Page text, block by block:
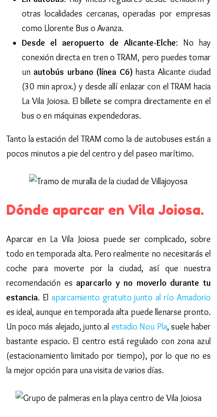
otras localidades cercanas, operadas por empresas
como Llorente Bus o Avanza.
Desde el aeropuerto de Alicante-Elche: No hay
conexión directa en tren o TRAM, pero puedes tomar
un autobús urbano (línea C6) hasta Alicante ciudad
(30 min aprox.) y desde allí enlazar con el TRAM hacia
La Vila Joiosa. El billete se compra directamente en el
bus o en máquinas expendedoras.
Tanto la estación del TRAM como la de autobuses están a
pocos minutos a pie del centro y del paseo marítimo.
Dónde aparcar en Vila Joiosa.
Aparcar en La Vila Joiosa puede ser complicado, sobre
todo en temporada alta. Pero realmente no necesitarás el
coche para moverte por la ciudad, así que nuestra
recomendación es aparcarlo y no moverlo durante tu
estancia. El aparcamiento gratuito junto al río Amadorio
es ideal, aunque en temporada alta puede llenarse pronto.
Un poco más alejado, junto al estadio Nou Pla, suele haber
bastante espacio. El centro está regulado con zona azul
(estacionamiento limitado por tiempo), por lo que no es
la mejor opción para una visita de varios días.